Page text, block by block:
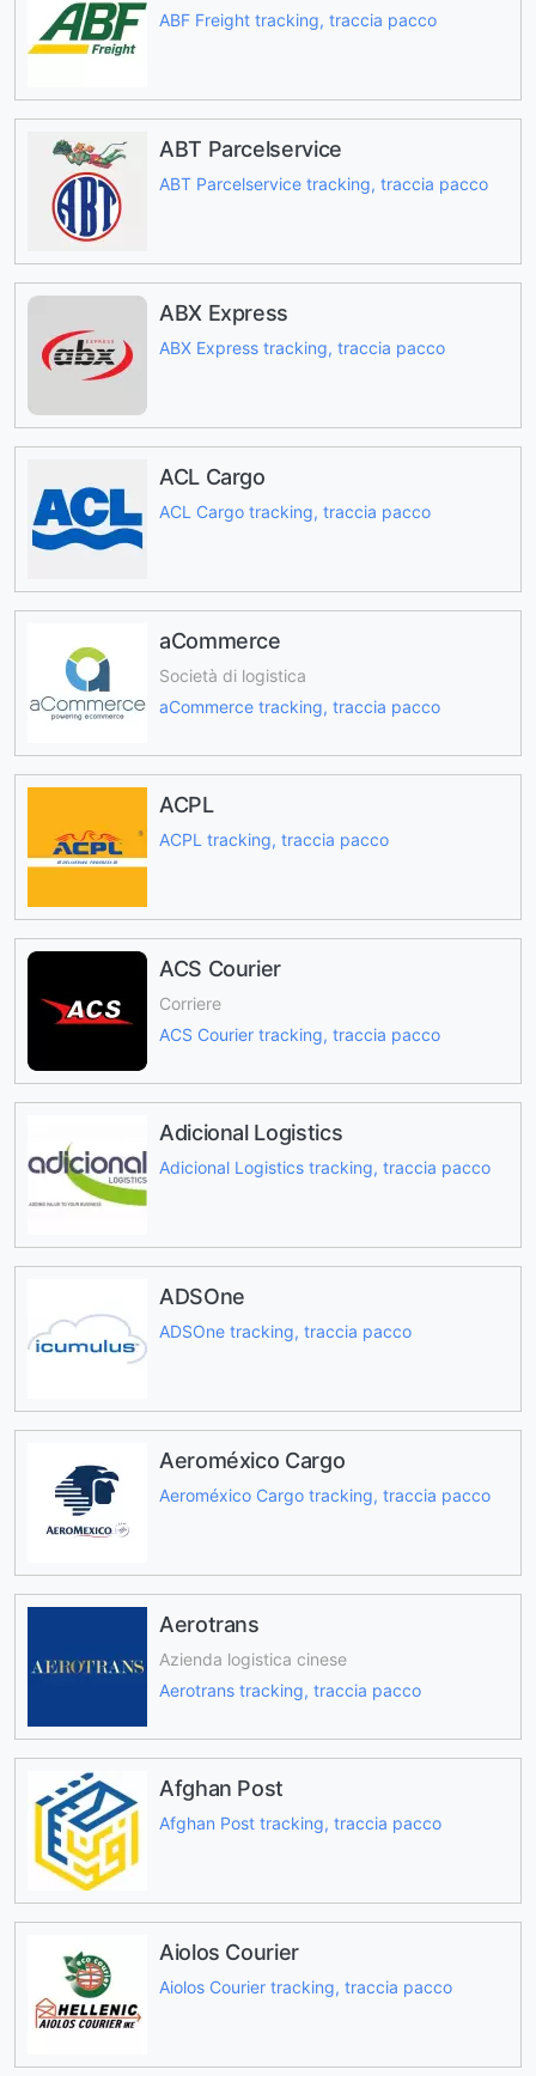
ABF Freight tracking, traccia pacco
ABT Parcelservice
ABT Parcelservice tracking, traccia pacco
ABX Express
ABX Express tracking, traccia pacco
ACL Cargo
ACL Cargo tracking, traccia pacco
aCommerce
Società di logistica
aCommerce tracking, traccia pacco
ACPL
ACPL tracking, traccia pacco
ACS Courier
Corriere
ACS Courier tracking, traccia pacco
Adicional Logistics
Adicional Logistics tracking, traccia pacco
ADSOne
ADSOne tracking, traccia pacco
Aeroméxico Cargo
Aeroméxico Cargo tracking, traccia pacco
Aerotrans
Azienda logistica cinese
Aerotrans tracking, traccia pacco
Afghan Post
Afghan Post tracking, traccia pacco
Aiolos Courier
Aiolos Courier tracking, traccia pacco